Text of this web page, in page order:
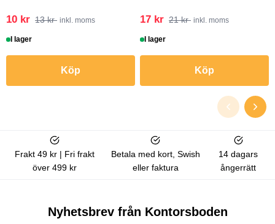
10 kr 13 kr inkl. moms
I lager
Köp
17 kr 21 kr inkl. moms
I lager
Köp
Frakt 49 kr | Fri frakt
över 499 kr
Betala med kort, Swish
eller faktura
14 dagars
ångerrätt
Nyhetsbrev från Kontorsboden